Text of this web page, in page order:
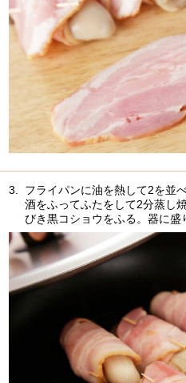
3.
フライパンに油を熱して2を並
酒をふってふたをして2分蒸し
びき黒コショウをふる。器に盛